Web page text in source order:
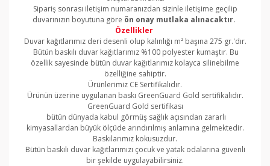
Sipariş sonrası iletişim numaranızdan sizinle iletişime geçilip
duvarınızın boyutuna göre ön onay mutlaka alınacaktır.
Özellikler
Duvar kağıtlarımız deri desenli olup kalınlığı m² başına 275 gr.'dır.
Bütün baskılı duvar kağıtlarımız %100 polyester kumaştır. Bu
özellik sayesinde bütün duvar kağıtlarımız kolayca silinebilme
özelliğine sahiptir.
Ürünlerimiz CE Sertifikalıdır.
Ürünün üzerine uygulanan baskı GreenGuard Gold sertifikalıdır.
GreenGuard Gold sertifikası
bütün dünyada kabul görmüş sağlık açısından zararlı
kimyasallardan büyük ölçüde arındırılmış anlamına gelmektedir.
Baskılarımız kokusuzdur.
Bütün baskılı duvar kağıtlarımızı çocuk ve yatak odalarına güvenli
bir şekilde uygulayabilirsiniz.